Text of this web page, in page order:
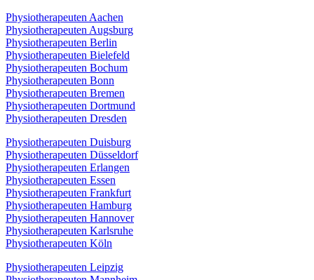
Physiotherapeuten Aachen
Physiotherapeuten Augsburg
Physiotherapeuten Berlin
Physiotherapeuten Bielefeld
Physiotherapeuten Bochum
Physiotherapeuten Bonn
Physiotherapeuten Bremen
Physiotherapeuten Dortmund
Physiotherapeuten Dresden
Physiotherapeuten Duisburg
Physiotherapeuten Düsseldorf
Physiotherapeuten Erlangen
Physiotherapeuten Essen
Physiotherapeuten Frankfurt
Physiotherapeuten Hamburg
Physiotherapeuten Hannover
Physiotherapeuten Karlsruhe
Physiotherapeuten Köln
Physiotherapeuten Leipzig